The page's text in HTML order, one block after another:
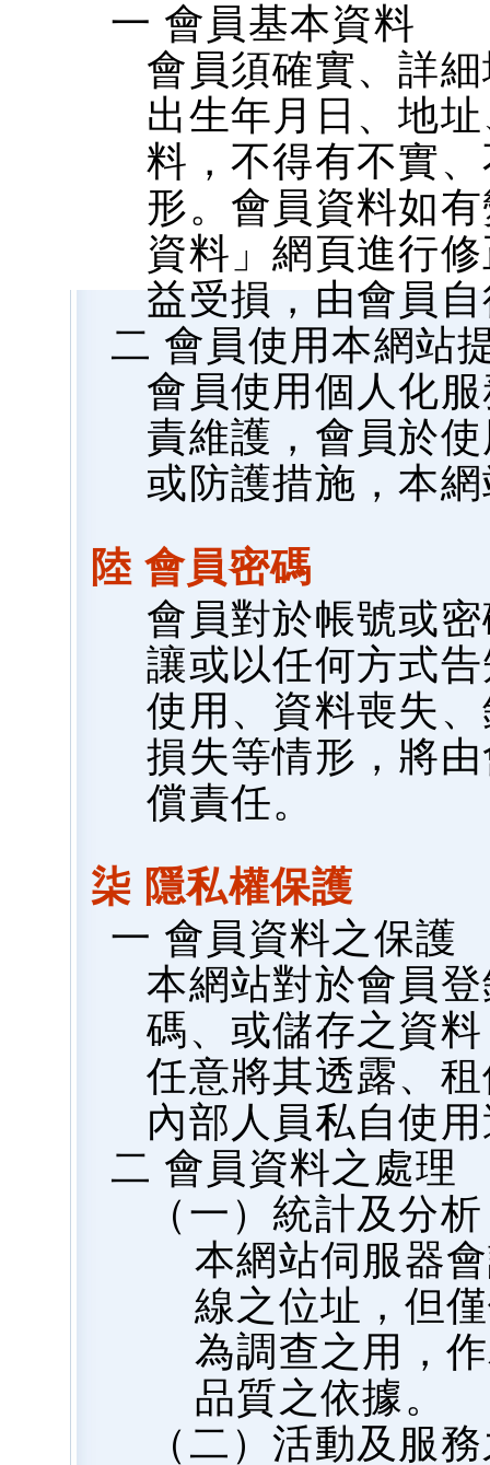
一 會員基本資料
會員須確實、詳
出生年月日、地
料，不得有不實
形。會員資料如
資料」網頁進行
益受損，由會員
二 會員使用本網站
會員使用個人化
責維護，會員於
或防護措施，本
陸 會員密碼
會員對於帳號或
讓或以任何方式
使用、資料喪失
損失等情形，將
償責任。
柒 隱私權保護
一 會員資料之保護
本網站對於會員
碼、或儲存之資
任意將其透露、
內部人員私自使
二 會員資料之處理
（一）統計及分析
本網站伺服器
線之位址，但
為調查之用，
品質之依據。
（二）活動及服